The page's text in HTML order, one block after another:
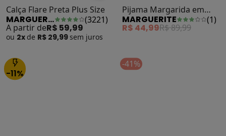
Calça Flare Preta Plus Size
MARGUERITE (3221)
A partir deR$ 59,99
R$ 29,99 semjuros
Pijama Margarida em
Malha Macia Canelada
MARGUERITE ( 1)
R$ 44,99 R$ 89,99
-11%
-41%